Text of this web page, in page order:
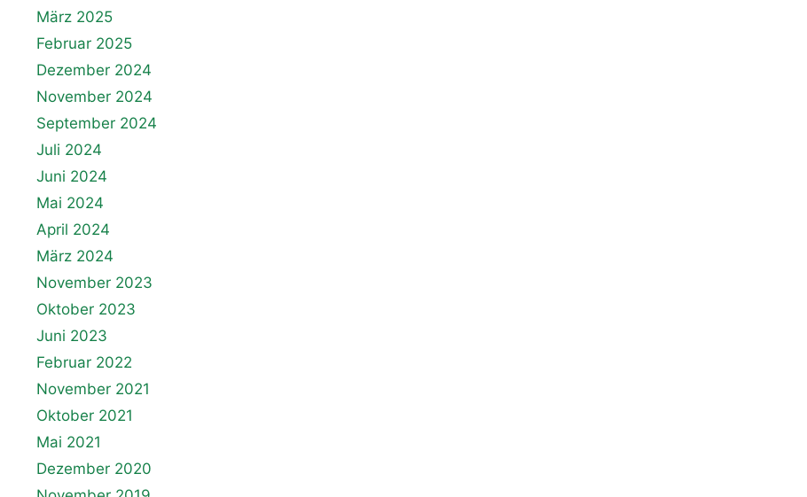
März 2025
Februar 2025
Dezember 2024
November 2024
September 2024
Juli 2024
Juni 2024
Mai 2024
April 2024
März 2024
November 2023
Oktober 2023
Juni 2023
Februar 2022
November 2021
Oktober 2021
Mai 2021
Dezember 2020